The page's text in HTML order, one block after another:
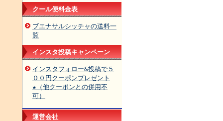
クール便料金表
ブエナサルシッチャの送料一
覧
インスタ投稿キャンペーン
インスタフォロー&投稿で５
００円クーポンプレゼント
★（他クーポンとの併用不
可）
運営会社